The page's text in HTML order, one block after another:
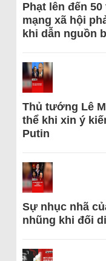
Phạt lên đến
mạng xã hội
khi dẫn nguồn
Thủ tướng Lê
thể khi xin ý
Putin
Sự nhục nhã
nhũng khi đối